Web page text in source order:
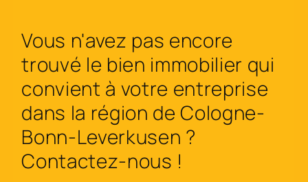
Vous n'avez pas encore
trouvé le bien immobilier qui
convient à votre entreprise
dans la région de Cologne-
Bonn-Leverkusen ?
Contactez-nous !